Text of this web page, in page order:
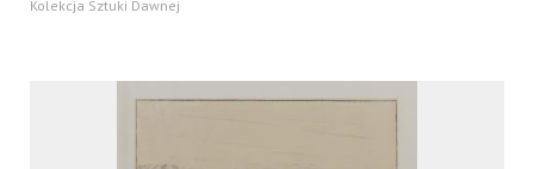
Kolekcja Sztuki Dawnej